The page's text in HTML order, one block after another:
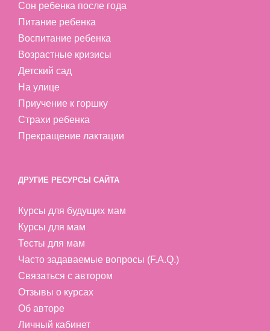
Сон ребенка после года
Питание ребенка
Воспитание ребенка
Возрастные кризисы
Детский сад
На улице
Приучение к горшку
Страхи ребенка
Прекращение лактации
ДРУГИЕ РЕСУРСЫ САЙТА
Курсы для будущих мам
Курсы для мам
Тесты для мам
Часто задаваемые вопросы (F.A.Q.)
Связаться с автором
Отзывы о курсах
Об авторе
Личный кабинет